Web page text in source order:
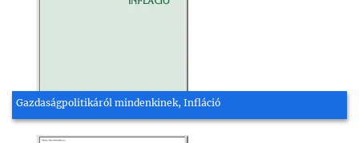
Gazdaságpolitikáról mindenkinek, Infláció